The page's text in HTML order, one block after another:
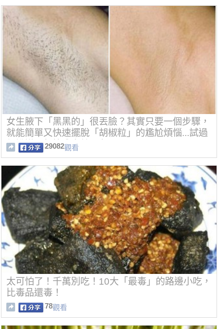
女生腋下「黑黑的」很丟臉？其實只要一個步驟，
就能簡單又快速擺脫「胡椒粒」的尷尬煩惱...試過
都說讚，趕快分享給朋友！
29082觀看
太可怕了！千萬別吃！10大「最毒」的路邊小吃，
比毒品還毒！
78觀看